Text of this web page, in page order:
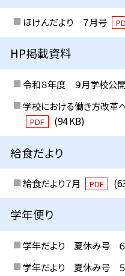
ほけんだより ７月号
HP掲載資料
令和８年度 ９月学校公
学校における働き方改革
PDF (94 KB)
給食だより
給食だより７月 PDF
学年便り
学年だより 夏休み号
学年だより 夏休み号